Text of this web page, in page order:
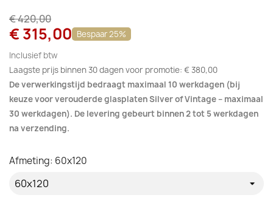
€ 420,00
€ 315,00 Bespaar 25%
Inclusief btw
Laagste prijs binnen 30 dagen voor promotie: € 380,00
De verwerkingstijd bedraagt maximaal 10 werkdagen (bij
keuze voor verouderde glasplaten Silver of Vintage – maximaal
30 werkdagen). De levering gebeurt binnen 2 tot 5 werkdagen
na verzending.
Afmeting: 60x120